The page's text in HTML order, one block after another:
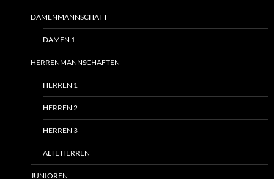
DAMENMANNSCHAFT
DAMEN 1
HERRENMANNSCHAFTEN
HERREN 1
HERREN 2
HERREN 3
ALTE HERREN
JUNIOREN